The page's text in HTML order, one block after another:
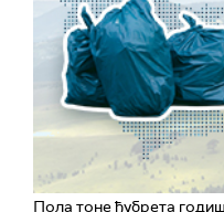
Пола тоне ђубрета